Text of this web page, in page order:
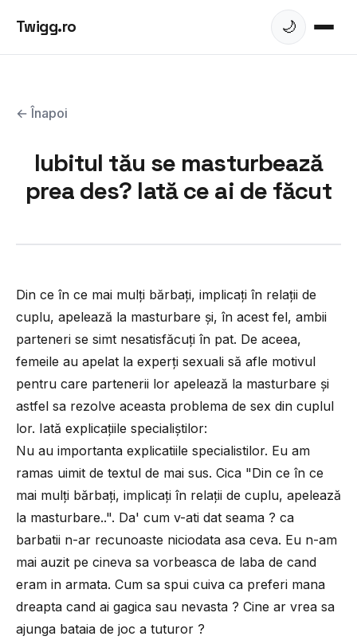
Twigg.ro 🌙
← Înapoi
Iubitul tău se masturbează
prea des? Iată ce ai de făcut
Din ce în ce mai mulţi bărbaţi, implicaţi în relaţii de
cuplu, apelează la masturbare şi, în acest fel, ambii
parteneri se simt nesatisfăcuţi în pat. De aceea,
femeile au apelat la experţi sexuali să afle motivul
pentru care partenerii lor apelează la masturbare şi
astfel sa rezolve aceasta problema de sex din cuplul
lor. Iată explicaţiile specialiştilor:
Nu au importanta explicatiile specialistilor. Eu am
ramas uimit de textul de mai sus. Cica "Din ce în ce
mai mulţi bărbaţi, implicaţi în relaţii de cuplu, apelează
la masturbare..". Da' cum v-ati dat seama ? ca
barbatii n-ar recunoaste niciodata asa ceva. Eu n-am
mai auzit pe cineva sa vorbeasca de laba de cand
eram in armata. Cum sa spui cuiva ca preferi mana
dreapta cand ai gagica sau nevasta ? Cine ar vrea sa
ajunga bataia de joc a tuturor ?